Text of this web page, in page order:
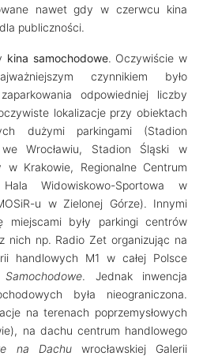
nawet gdy w czerwcu kina
publiczności.
kina samochodowe. Oczywiście w
czynnikiem było
odpowiedniej liczby
lokalizacje przy obiektach
dużymi parkingami (Stadion
Wrocławiu, Stadion Śląski w
w Krakowie, Regionalne Centrum
Widowiskowo-Sportowa w
u w Zielonej Górze). Innymi
miejscami były parkingi centrów
nich np. Radio Zet organizując na
handlowych M1 w całej Polsce
. Jednak inwencja
była nieograniczona.
na terenach poprzemysłowych
na dachu centrum handlowego
na Dachuwrocławskiej Galerii